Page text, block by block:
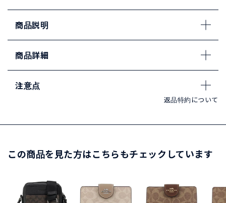
商品説明
商品詳細
注意点
返品特約について
この商品を見た方はこちらもチェックしています